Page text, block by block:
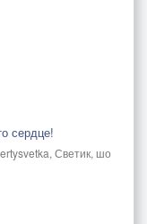
сердце!
Светик, шо